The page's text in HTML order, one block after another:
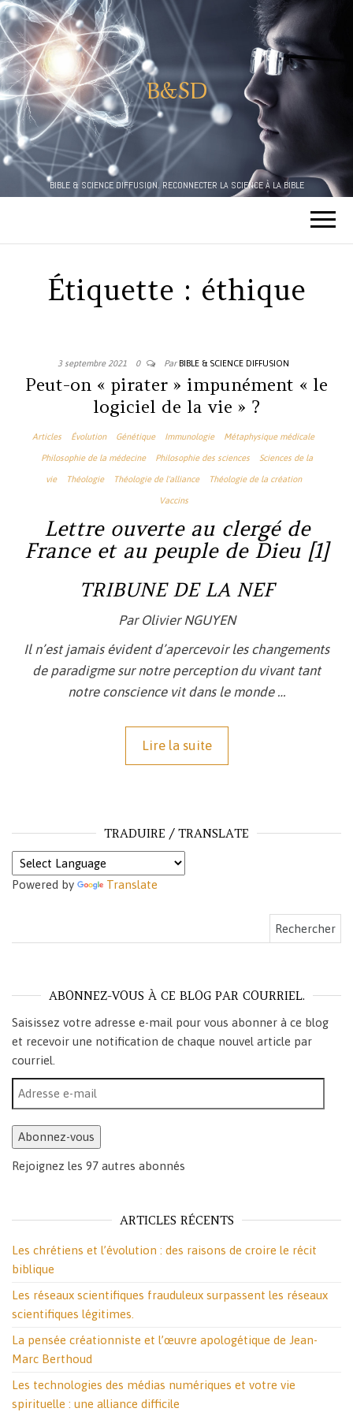
B&SD
BIBLE & SCIENCE DIFFUSION. RECONNECTER LA SCIENCE À LA BIBLE
Étiquette : éthique
3 septembre 2021 0 Par BIBLE & SCIENCE DIFFUSION
Peut-on « pirater » impunément « le
logiciel de la vie » ?
Articles Évolution Génétique Immunologie Métaphysique médicale
Philosophie de la médecine Philosophie des sciences Sciences de la
vie Théologie Théologie de l'alliance Théologie de la création
Vaccins
Lettre ouverte au clergé de
France et au peuple de Dieu [1]
TRIBUNE DE LA NEF
Par Olivier NGUYEN
Il n’est jamais évident d’apercevoir les changements
de paradigme sur notre perception du vivant tant
notre conscience vit dans le monde …
Lire la suite
TRADUIRE / TRANSLATE
Powered by Translate
ABONNEZ-VOUS À CE BLOG PAR COURRIEL.
Saisissez votre adresse e-mail pour vous abonner à ce blog
et recevoir une notification de chaque nouvel article par
courriel.
Adresse e-mail
Abonnez-vous
Rejoignez les 97 autres abonnés
ARTICLES RÉCENTS
Les chrétiens et l’évolution : des raisons de croire le récit
biblique
Les réseaux scientifiques frauduleux surpassent les réseaux
scientifiques légitimes.
La pensée créationniste et l’œuvre apologétique de Jean-
Marc Berthoud
Les technologies des médias numériques et votre vie
spirituelle : une alliance difficile